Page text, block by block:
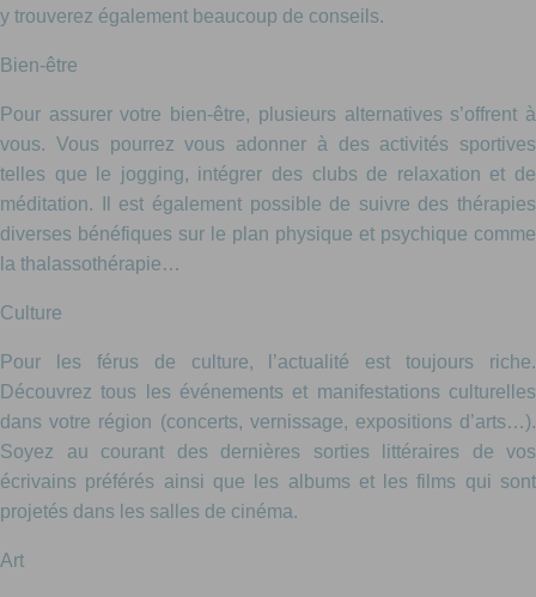
y trouverez également beaucoup de conseils.
Bien-être
Pour assurer votre bien-être, plusieurs alternatives s’offrent à
vous. Vous pourrez vous adonner à des activités sportives
telles que le jogging, intégrer des clubs de relaxation et de
méditation. Il est également possible de suivre des thérapies
diverses bénéfiques sur le plan physique et psychique comme
la thalassothérapie…
Culture
Pour les férus de culture, l’actualité est toujours riche.
Découvrez tous les événements et manifestations culturelles
dans votre région (concerts, vernissage, expositions d’arts…).
Soyez au courant des dernières sorties littéraires de vos
écrivains préférés ainsi que les albums et les films qui sont
projetés dans les salles de cinéma.
Art